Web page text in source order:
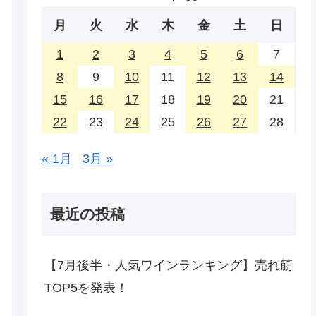
月 火 水 木 金 土 日
1 2 3 4 5 6
7
8
9 10 11 12 13
14
15
16 17 18 19 20
21
22
23 24 25 26 27 28
« 1月 3月 »
最近の投稿
【7月後半・人気ワインランキング】売れ筋
TOP5を発表！